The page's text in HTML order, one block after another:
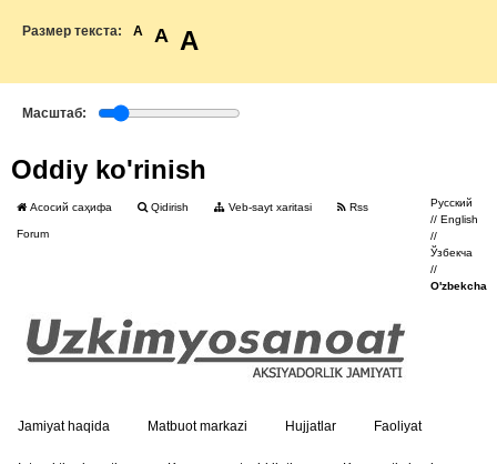
Размер текста: A A A
Масштаб:
Oddiy ko'rinish
Асосий саҳифа Qidirish Veb-sayt xaritasi Rss
Forum
Русский
//English
//
Ўзбекча
//
O'zbekcha
Jamiyat haqida Matbuot markazi Hujjatlar Faoliyat